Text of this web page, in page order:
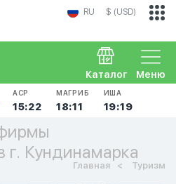
RU $ (USD)
Меню
Каталог
АСР
15:22
МАГРИБ
18:11
ИША
19:19
г. Кундинамарка
Главная Туризм